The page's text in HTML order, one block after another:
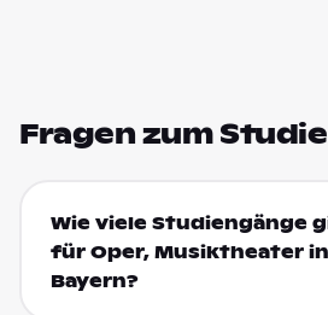
Fragen zum
Wie viele Studiengänge
für Oper, Musiktheater in
Bayern?